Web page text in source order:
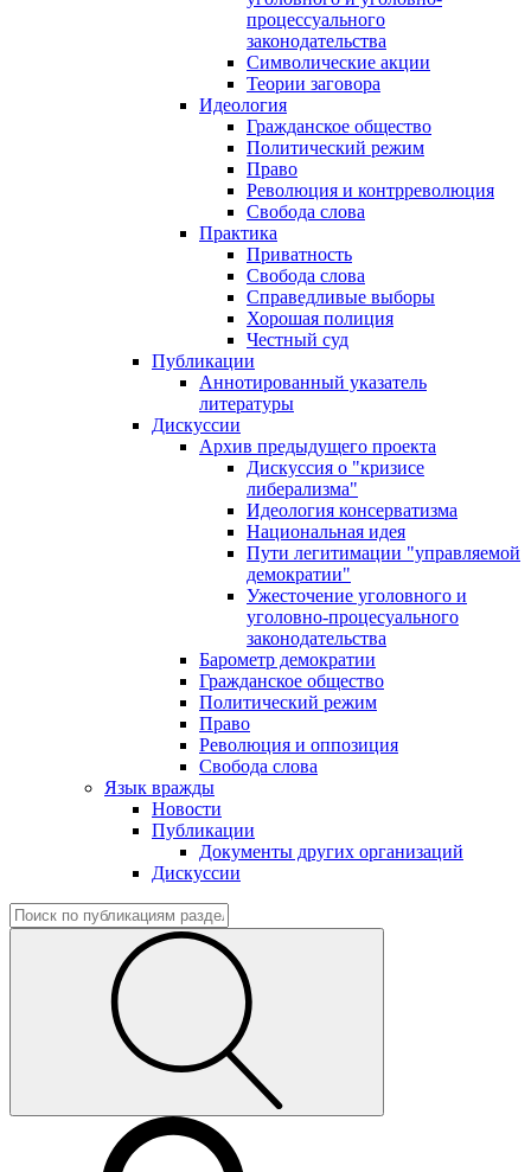
процессуального
законодательства
Символические акции
Теории заговора
Идеология
Гражданское общество
Политический режим
Право
Революция и контрреволюция
Свобода слова
Практика
Приватность
Свобода слова
Справедливые выборы
Хорошая полиция
Честный суд
Публикации
Аннотированный указатель
литературы
Дискуссии
Архив предыдущего проекта
Дискуссия о "кризисе
либерализма"
Идеология консерватизма
Национальная идея
Пути легитимации "управляемой
демократии"
Ужесточение уголовного и
уголовно-процесуального
законодательства
Барометр демократии
Гражданское общество
Политический режим
Право
Революция и оппозиция
Свобода слова
Язык вражды
Новости
Публикации
Документы других организаций
Дискуссии